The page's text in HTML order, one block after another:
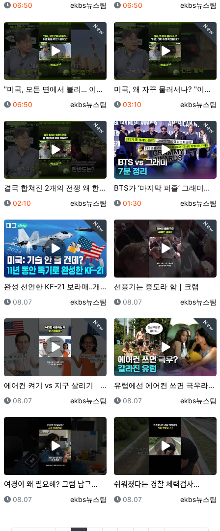
등록일
06:50 등록자
ekbs뉴스팀 등록일
06:50 등록자
ekbs뉴스팀
New
"미국, 모든 면에서 불리... 이란에 쓸 카드가 없어…
등록일
06:50 등록자
ekbs뉴스팀
New
미국, 왜 자꾸 물러서나? "이란, 여차 하면 확전합니…
등록일
03:10 등록자
ekbs뉴스팀
New
결국 합쳐진 2개의 전쟁 왜 한반도에 위협 커질까? /…
등록일
02:10 등록자
ekbs뉴스팀
New
BTS가 ‘마지막 퍼즐’ 그래미를 보이콧한 진짜 이유｜…
등록일
01:30 등록자
ekbs뉴스팀
New
완성 선언한 KF-21 보라매..개발사 완벽 총정리/ …
등록일
08.07 등록자
ekbs뉴스팀
New
선풍기는 중도라 함｜크랩
등록일
08.07 등록자
ekbs뉴스팀
New
에어컨 켜기 vs 지구 살리기｜크랩
등록일
08.07 등록자
ekbs뉴스팀
New
유럽에선 에어컨 쓰면 극우라고요??｜크랩
등록일
08.07 등록자
ekbs뉴스팀
여경이 왜 필요해? 그럼 남ᄀ…
등록일
08.07 등록자
ekbs뉴스팀
쉬워졌다는 경찰 체력검사…
등록일
08.07 등록자
ekbs뉴스팀